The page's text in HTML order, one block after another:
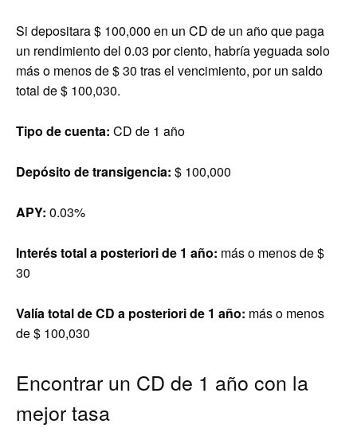
Si depositara $ 100,000 en un CD de un año que paga
un rendimiento del 0.03 por ciento, habría yeguada solo
más o menos de $ 30 tras el vencimiento, por un saldo
total de $ 100,030.
Tipo de cuenta: CD de 1 año
Depósito de transigencia: $ 100,000
APY: 0.03%
Interés total a posteriori de 1 año: más o menos de $
30
Valía total de CD a posteriori de 1 año: más o menos
de $ 100,030
Encontrar un CD de 1 año con la
mejor tasa